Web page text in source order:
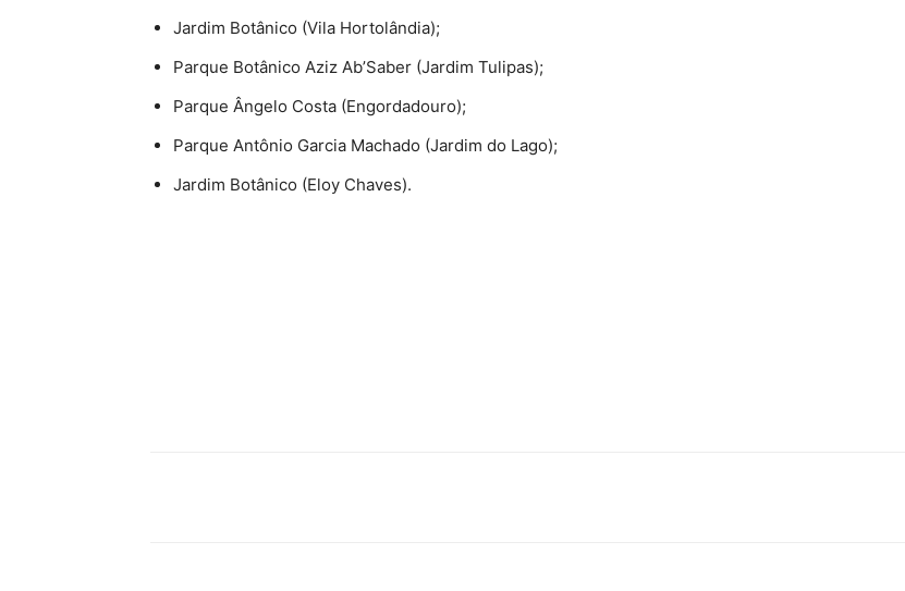
Jardim Botânico (Vila Hortolândia);
Parque Botânico Aziz Ab’Saber (Jardim Tulipas);
Parque Ângelo Costa (Engordadouro);
Parque Antônio Garcia Machado (Jardim do Lago);
Jardim Botânico (Eloy Chaves).